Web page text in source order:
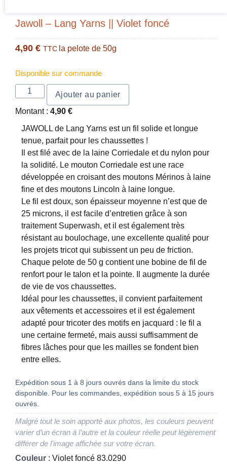
Jawoll – Lang Yarns || Violet foncé
4,90 € TTC la pelote de 50g
Disponible sur commande
Ajouter au panier
Montant : 4,90 €
JAWOLL de Lang Yarns est un fil solide et longue
tenue, parfait pour les chaussettes !
Il est filé avec de la laine Corriedale et du nylon pour
la solidité. Le mouton Corriedale est une race
développée en croisant des moutons Mérinos à laine
fine et des moutons Lincoln à laine longue.
Le fil est doux, son épaisseur moyenne n’est que de
25 microns, il est facile d’entretien grâce à son
traitement Superwash, et il est également très
résistant au boulochage, une excellente qualité pour
les projets tricot qui subissent un peu de friction.
Chaque pelote de 50 g contient une bobine de fil de
renfort pour le talon et la pointe. Il augmente la durée
de vie de vos chaussettes.
Idéal pour les chaussettes, il convient parfaitement
aux vêtements et accessoires et il est également
adapté pour tricoter des motifs en jacquard : le fil a
une certaine fermeté, mais aussi suffisamment de
fibres lâches pour que les mailles se fondent bien
entre elles.
Expédition sous 1 à 8 jours ouvrés dans la limite du stock
disponible. Pour les commandes, expédition sous 5 à 15 jours
ouvrés.
Malgré tout le soin apporté aux photos, les couleurs peuvent
varier d’un écran à l’autre et la couleur réelle peut légèrement
différer de l’image affichée sur votre écran.
Couleur : Violet foncé 83.0290